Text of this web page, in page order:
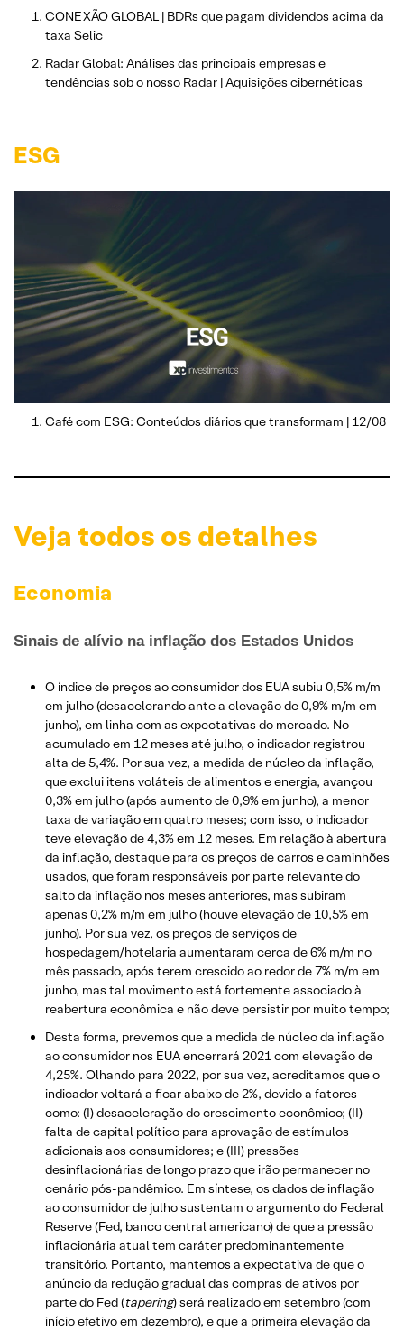
CONEXÃO GLOBAL | BDRs que pagam dividendos acima da
taxa Selic
Radar Global: Análises das principais empresas e
tendências sob o nosso Radar | Aquisições cibernéticas
ESG
Café com ESG: Conteúdos diários que transformam | 12/08
Veja todos os detalhes
Economia
Sinais de alívio na inflação dos Estados Unidos
O índice de preços ao consumidor dos EUA subiu 0,5% m/m
em julho (desacelerando ante a elevação de 0,9% m/m em
junho), em linha com as expectativas do mercado. No
acumulado em 12 meses até julho, o indicador registrou
alta de 5,4%. Por sua vez, a medida de núcleo da inflação,
que exclui itens voláteis de alimentos e energia, avançou
0,3% em julho (após aumento de 0,9% em junho), a menor
taxa de variação em quatro meses; com isso, o indicador
teve elevação de 4,3% em 12 meses. Em relação à abertura
da inflação, destaque para os preços de carros e caminhões
usados, que foram responsáveis por parte relevante do
salto da inflação nos meses anteriores, mas subiram
apenas 0,2% m/m em julho (houve elevação de 10,5% em
junho). Por sua vez, os preços de serviços de
hospedagem/hotelaria aumentaram cerca de 6% m/m no
mês passado, após terem crescido ao redor de 7% m/m em
junho, mas tal movimento está fortemente associado à
reabertura econômica e não deve persistir por muito tempo;
Desta forma, prevemos que a medida de núcleo da inflação
ao consumidor nos EUA encerrará 2021 com elevação de
4,25%. Olhando para 2022, por sua vez, acreditamos que o
indicador voltará a ficar abaixo de 2%, devido a fatores
como: (I) desaceleração do crescimento econômico; (II)
falta de capital político para aprovação de estímulos
adicionais aos consumidores; e (III) pressões
desinflacionárias de longo prazo que irão permanecer no
cenário pós-pandêmico. Em síntese, os dados de inflação
ao consumidor de julho sustentam o argumento do Federal
Reserve (Fed, banco central americano) de que a pressão
inflacionária atual tem caráter predominantemente
transitório. Portanto, mantemos a expectativa de que o
anúncio da redução gradual das compras de ativos por
parte do Fed (tapering) será realizado em setembro (com
início efetivo em dezembro), e que a primeira elevação da